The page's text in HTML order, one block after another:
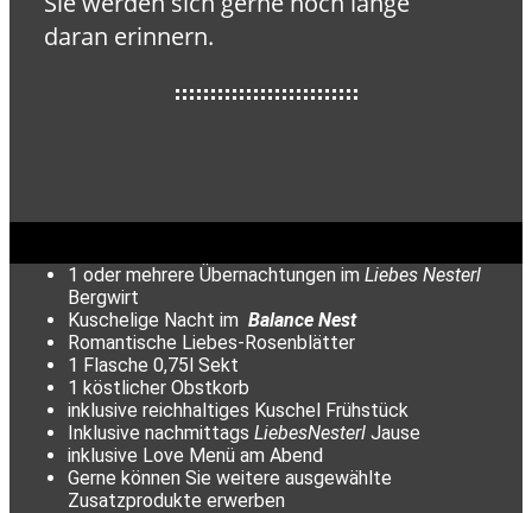
daran erinnern.
1 oder mehrere Übernachtungen im Liebes Nesterl
Bergwirt
Kuschelige Nacht im Balance Nest
Romantische Liebes-Rosenblätter
1 Flasche 0,75l Sekt
1 köstlicher Obstkorb
inklusive reichhaltiges Kuschel Frühstück
Inklusive nachmittags LiebesNesterl Jause
inklusive Love Menü am Abend
Gerne können Sie weitere ausgewählte
Zusatzprodukte erwerben